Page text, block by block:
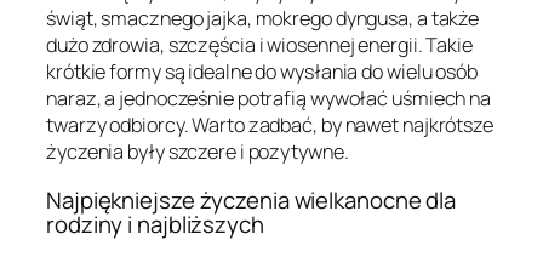
świąt, smacznego jajka, mokrego dyngusa, a także
dużo zdrowia, szczęścia i wiosennej energii. Takie
krótkie formy są idealne do wysłania do wielu osób
naraz, a jednocześnie potrafią wywołać uśmiech na
twarzy odbiorcy. Warto zadbać, by nawet najkrótsze
życzenia były szczere i pozytywne.
Najpiękniejsze życzenia wielkanocne dla
rodziny i najbliższych